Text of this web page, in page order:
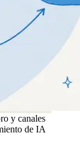
y canales
de IA